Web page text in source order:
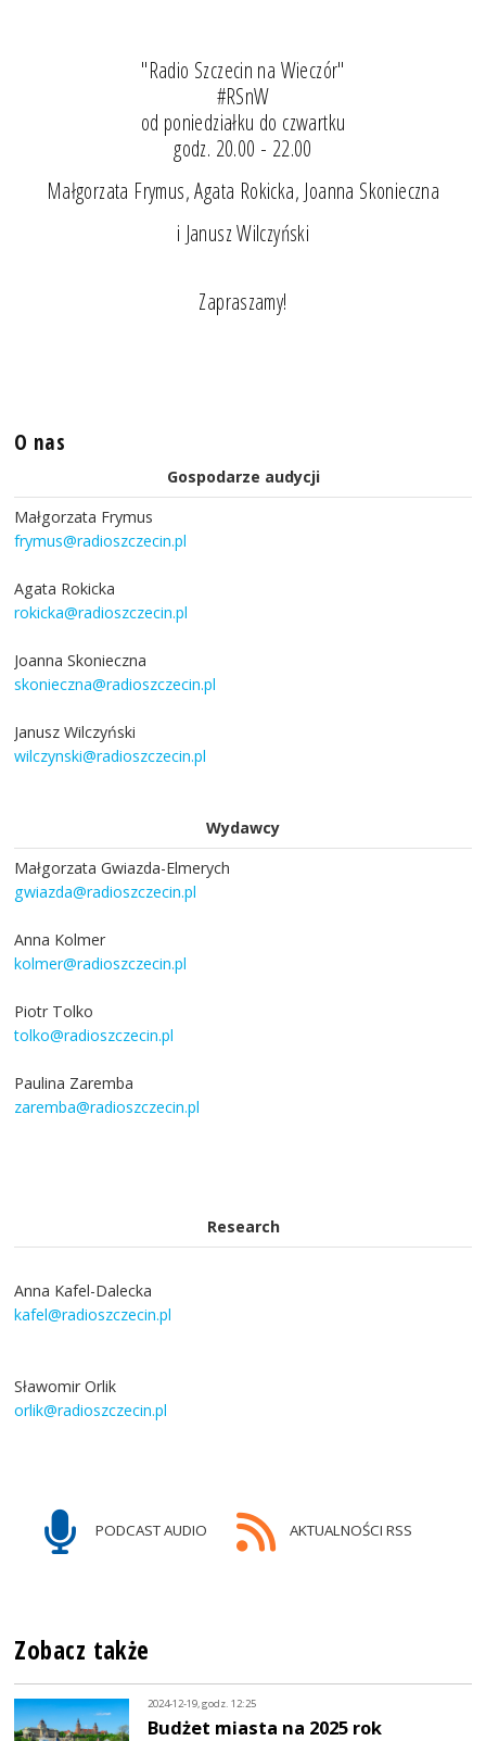
"Radio Szczecin na Wieczór"
#RSnW
od poniedziałku do czwartku
godz. 20.00 - 22.00
Małgorzata Frymus, Agata Rokicka, Joanna Skonieczna
i Janusz Wilczyński
Zapraszamy!
O nas
Gospodarze audycji
Małgorzata Frymus
frymus@radioszczecin.pl
Agata Rokicka
rokicka@radioszczecin.pl
Joanna Skonieczna
skonieczna@radioszczecin.pl
Janusz Wilczyński
wilczynski@radioszczecin.pl
Wydawcy
Małgorzata Gwiazda-Elmerych
gwiazda@radioszczecin.pl
Anna Kolmer
kolmer@radioszczecin.pl
Piotr Tolko
tolko@radioszczecin.pl
Paulina Zaremba
zaremba@radioszczecin.pl
Research
Anna Kafel-Dalecka
kafel@radioszczecin.pl
Sławomir Orlik
orlik@radioszczecin.pl
PODCAST AUDIO AKTUALNOŚCI RSS
Zobacz także
2024-12-19, godz. 12:25
Budżet miasta na 2025 rok